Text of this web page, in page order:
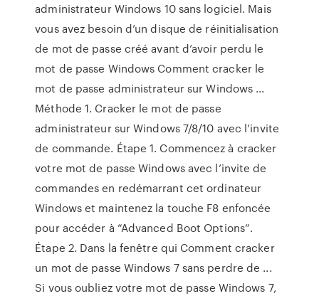
administrateur Windows 10 sans logiciel. Mais
vous avez besoin d’un disque de réinitialisation
de mot de passe créé avant d’avoir perdu le
mot de passe Windows Comment cracker le
mot de passe administrateur sur Windows ...
Méthode 1. Cracker le mot de passe
administrateur sur Windows 7/8/10 avec l’invite
de commande. Étape 1. Commencez à cracker
votre mot de passe Windows avec l’invite de
commandes en redémarrant cet ordinateur
Windows et maintenez la touche F8 enfoncée
pour accéder à “Advanced Boot Options”.
Étape 2. Dans la fenêtre qui Comment cracker
un mot de passe Windows 7 sans perdre de ...
Si vous oubliez votre mot de passe Windows 7,